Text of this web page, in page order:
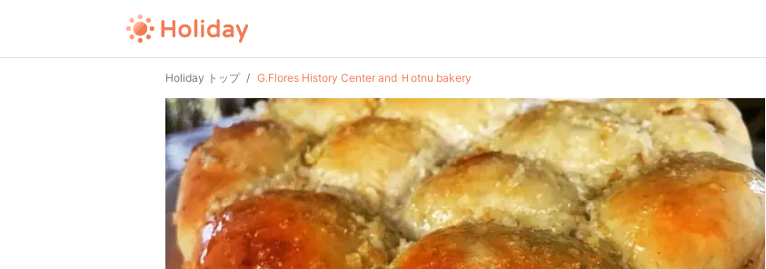
Holiday トップ G.Flores History Center and Ｈotnu bakery